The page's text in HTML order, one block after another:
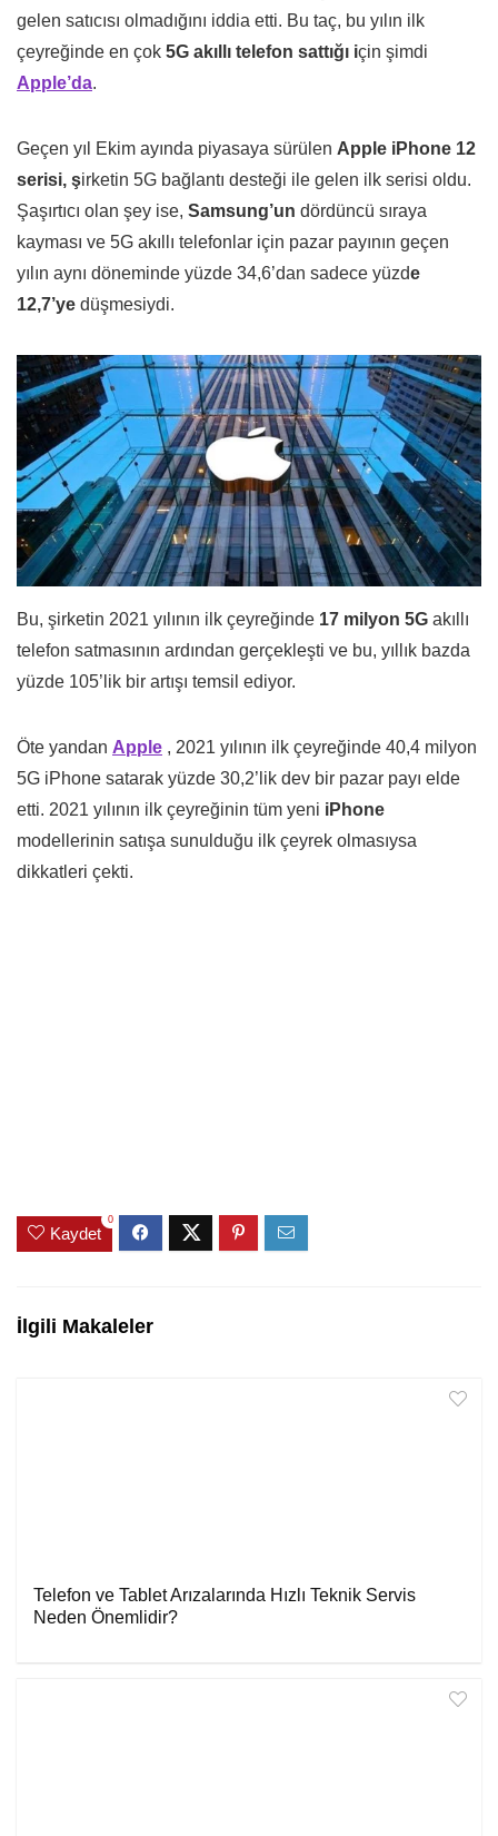
gelen satıcısı olmadığını iddia etti. Bu taç, bu yılın ilk
çeyreğinde en çok 5G akıllı telefon sattığı için şimdi
Apple’da.
Geçen yıl Ekim ayında piyasaya sürülen Apple iPhone 12
serisi, şirketin 5G bağlantı desteği ile gelen ilk serisi oldu.
Şaşırtıcı olan şey ise, Samsung’un dördüncü sıraya
kayması ve 5G akıllı telefonlar için pazar payının geçen
yılın aynı döneminde yüzde 34,6’dan sadece yüzde
12,7’ye düşmesiydi.
Bu, şirketin 2021 yılının ilk çeyreğinde 17 milyon 5G akıllı
telefon satmasının ardından gerçekleşti ve bu, yıllık bazda
yüzde 105’lik bir artışı temsil ediyor.
Öte yandan Apple , 2021 yılının ilk çeyreğinde 40,4 milyon
5G iPhone satarak yüzde 30,2’lik dev bir pazar payı elde
etti. 2021 yılının ilk çeyreğinin tüm yeni iPhone
modellerinin satışa sunulduğu ilk çeyrek olmasıysa
dikkatleri çekti.
Kaydet
0
İlgili Makaleler
Telefon ve Tablet Arızalarında Hızlı Teknik Servis
Neden Önemlidir?